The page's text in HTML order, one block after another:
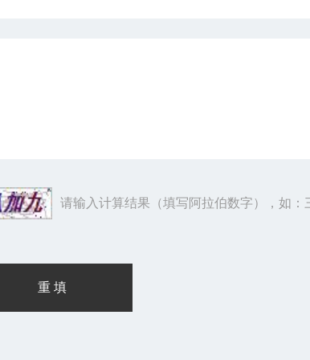
请输入计算结果（填写阿拉伯数字），如：